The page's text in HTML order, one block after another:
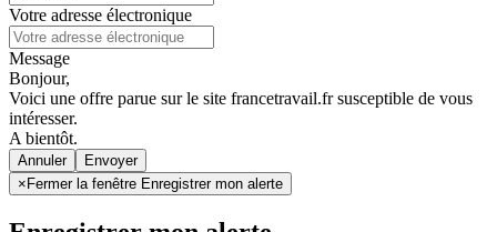
Votre adresse électronique
Message
Bonjour,
Voici une offre parue sur le site francetravail.fr susceptible de vous
intéresser.
A bientôt.
Annuler
×Fermer la fenêtre Enregistrer mon alerte